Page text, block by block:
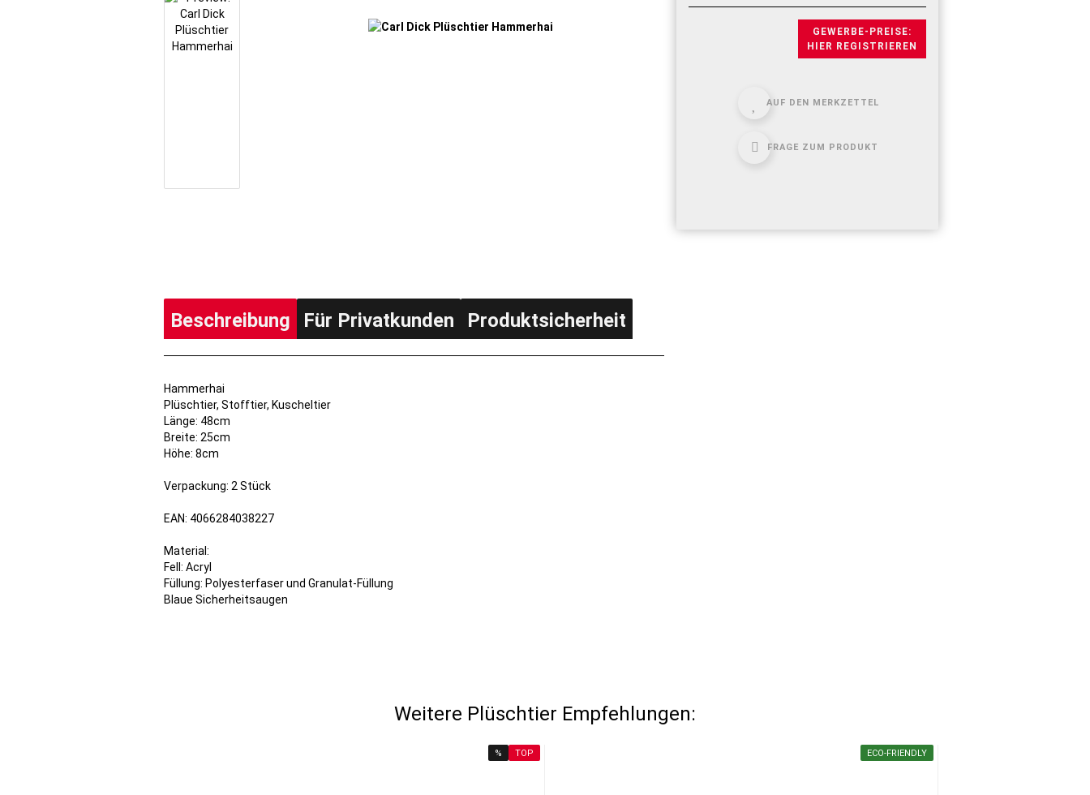
GEWERBE-PREISE:
HIER REGISTRIEREN
AUF DEN MERKZETTEL
FRAGE ZUM PRODUKT
Beschreibung Für Privatkunden Produktsicherheit
Hammerhai
Plüschtier, Stofftier, Kuscheltier
Länge: 48cm
Breite: 25cm
Höhe: 8cm
Verpackung: 2 Stück
EAN: 4066284038227
Material:
Fell: Acryl
Füllung: Polyesterfaser und Granulat-Füllung
Blaue Sicherheitsaugen
Weitere Plüschtier Empfehlungen:
% TOP ECO-FRIENDLY